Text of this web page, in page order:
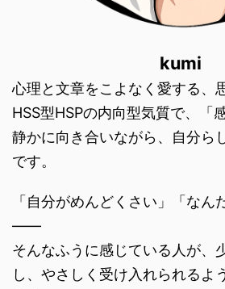
kumi
心理と文章をこよなく愛する、
HSS型HSPの内向型気質で、「
静かに向き合いながら、自分ら
です。
「自分がめんどくさい」「なん
――
そんなふうに感じている人が、
し、やさしく受け入れられるよ